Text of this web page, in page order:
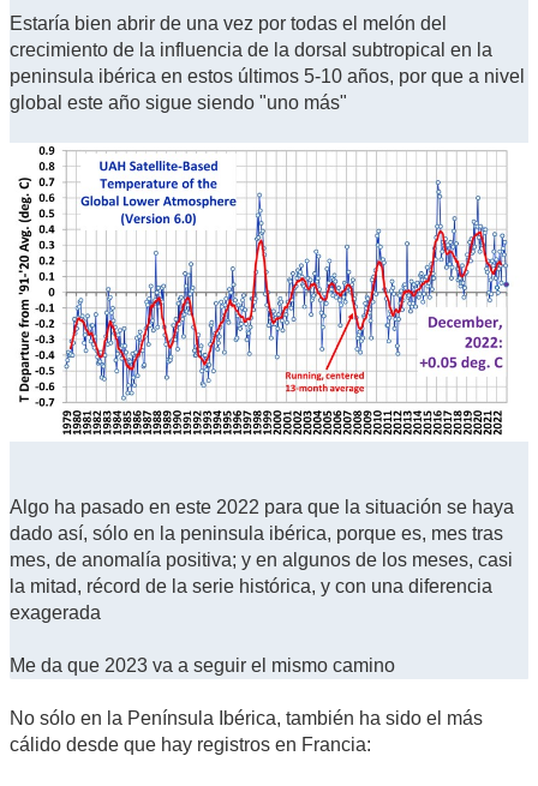
Estaría bien abrir de una vez por todas el melón del
crecimiento de la influencia de la dorsal subtropical en la
peninsula ibérica en estos últimos 5-10 años, por que a nivel
global este año sigue siendo "uno más"
Algo ha pasado en este 2022 para que la situación se haya
dado así, sólo en la peninsula ibérica, porque es, mes tras
mes, de anomalía positiva; y en algunos de los meses, casi
la mitad, récord de la serie histórica, y con una diferencia
exagerada
Me da que 2023 va a seguir el mismo camino
No sólo en la Península Ibérica, también ha sido el más
cálido desde que hay registros en Francia: